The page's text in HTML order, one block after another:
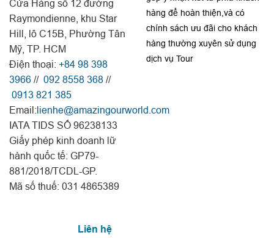
Cửa Hàng số 12 đường
Raymondienne, khu Star
Hill, lô C15B, Phường Tân
Mỹ, TP. HCM
Điện thoại: +84 98 398
3966 // 092 8558 368 //
0913 821 385
Email:lienhe@amazingourworld.com
IATA TIDS SỐ 96238133
Giấy phép kinh doanh lữ
hành quốc tế: GP79-
881/2018/TCDL-GP.
Mã số thuế: 031 4865389
hàng để hoàn thiện,và có
chính sách ưu đãi cho khách
hàng thường xuyên sử dụng
dịch vụ Tour
Liên hệ